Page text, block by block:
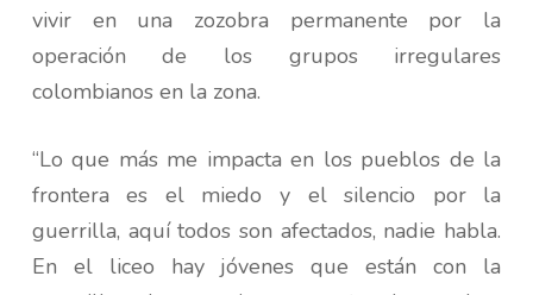
vivir en una zozobra permanente por la
operación de los grupos irregulares
colombianos en la zona.
“Lo que más me impacta en los pueblos de la
frontera es el miedo y el silencio por la
guerrilla, aquí todos son afectados, nadie habla.
En el liceo hay jóvenes que están con la